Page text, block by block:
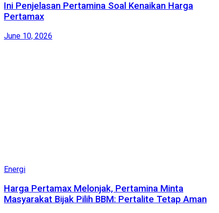
Ini Penjelasan Pertamina Soal Kenaikan Harga
Pertamax
June 10, 2026
Energi
Harga Pertamax Melonjak, Pertamina Minta
Masyarakat Bijak Pilih BBM: Pertalite Tetap Aman